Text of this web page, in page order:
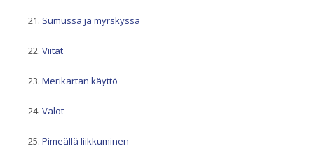
Sumussa ja myrskyssä
Viitat
Merikartan käyttö
Valot
Pimeällä liikkuminen